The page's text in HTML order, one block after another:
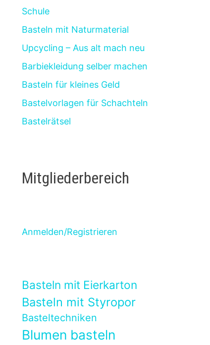
Schule
Basteln mit Naturmaterial
Upcycling – Aus alt mach neu
Barbiekleidung selber machen
Basteln für kleines Geld
Bastelvorlagen für Schachteln
Bastelrätsel
Mitgliederbereich
Anmelden/Registrieren
Basteln mit Eierkarton
Basteln mit Styropor
Basteltechniken
Blumen basteln